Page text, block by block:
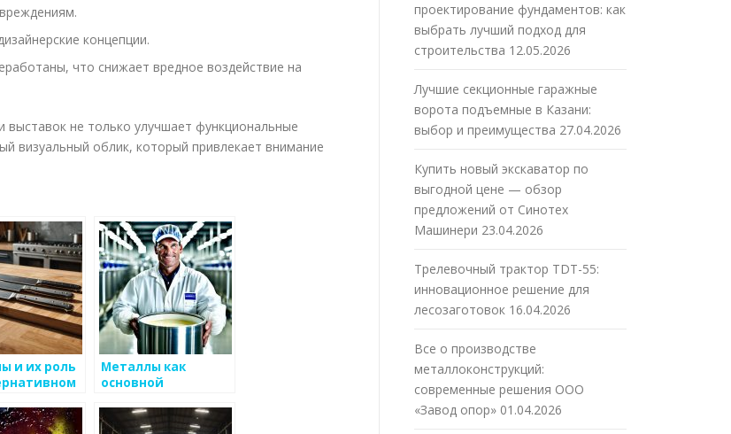
концепции.
что снижает вредное воздействие на
не только улучшает функциональные
визуальный облик, который привлекает внимание
и их роль
Металлы как
основной
материал
проектирование фундаментов: как
выбрать лучший подход для
строительства 12.05.2026
Лучшие секционные гаражные
ворота подъемные в Казани:
выбор и преимущества 27.04.2026
Купить новый экскаватор по
выгодной цене — обзор
предложений от Синотех
Машинери 23.04.2026
Трелевочный трактор TDT-55:
инновационное решение для
лесозаготовок 16.04.2026
Все о производстве
металлоконструкций:
современные решения ООО
«Завод опор» 01.04.2026